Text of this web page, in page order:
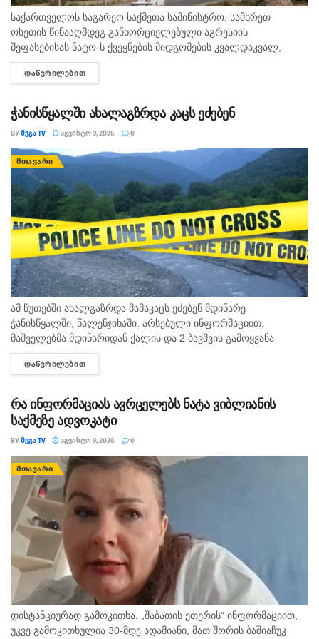
საქართველოს საგარეო საქმეთა სამინისტრო, სამხრეთ
ოსეთის წინააღმდეგ განხორციელებული აგრესიის
შეფასებისას ნატო-ს ქვეყნების მიდგომების კვალდაკვალ,
საკუთარი ხალხის და საერთაშორისო საზოგადოების
შეცდომაში შეყვანას აგრძელებს, - ამის შესახებ აღნიშნულია
ᲓᲐᲬᲕᲠᲘᲚᲔᲑᲘᲗ
ჭანისწყალში ახალაგზრდა კაცს ეძებენ
BYᲛᲔᲒᲐ TV ᲐᲒᲕᲘᲡᲢᲝ 9, 2026 0
ᲛᲗᲐᲕᲐᲠᲘ
ამ წუთებში ახალგაზრდა მამაკაცს ეძებენ მდინარე
ჭანისწყალში, წალენჯიხაში. არსებული ინფორმაციით,
მაშველებმა მდინარიდან ქალის და 2 ბავშვის გამოყვანა
შეძლეს, ხოლო მოულოდნელად ადიდებულმა და სისწრაფით
მოვარდნილმა მდინარემ ახალგაზრდა მამაკაცი გაიტაცა.
ᲓᲐᲬᲕᲠᲘᲚᲔᲑᲘᲗ
რა ინფორმაციას ავრცელებს ნატა ვიბლიანის
საქმეზე ადვოკატი
BYᲛᲔᲒᲐ TV ᲐᲒᲕᲘᲡᲢᲝ 9, 2026 0
ᲛᲗᲐᲕᲐᲠᲘ
დისტანციურად გამოკითხა. „შაბათის ეთერის“ ინფორმაციით,
უკვე გამოკითხულია 30-მდე ადამიანი, მათ შორის ბაშიაჩუკ